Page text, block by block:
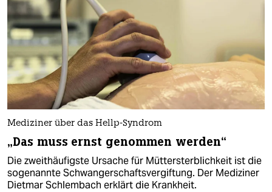
Mediziner über das Hellp-Syndrom
„Das muss ernst genommen werden“
Die zweithäufigste Ursache für Müttersterblichkeit ist die
sogenannte Schwangerschaftsvergiftung. Der Mediziner
Dietmar Schlembach erklärt die Krankheit.